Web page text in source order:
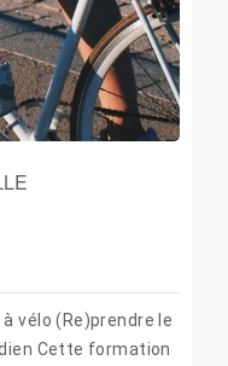
vélo (Re)prendre le
Cette formation